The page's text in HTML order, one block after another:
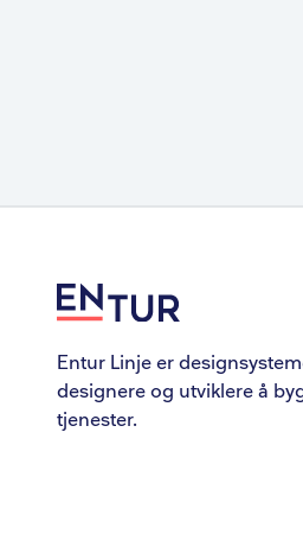
Entur Linje er
designere og utviklere å
tjenester.